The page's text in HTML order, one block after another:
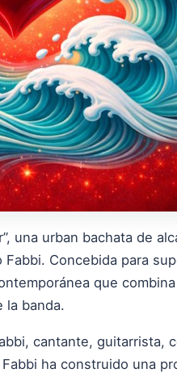
una urban bachata de
Concebida para
que
la banda.
cantante, guitarrista,
ha construido una